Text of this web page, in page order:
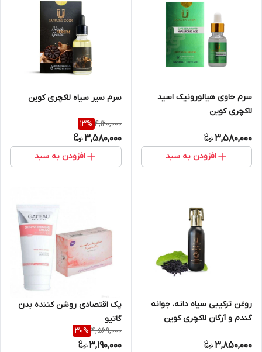
سرم حاوی هیالورونیک اسید
لاکچری کوین
3,580,000
افزودن به سبد
سرم سیر سیاه لاکچری کوین
4,120,000
13%
3,580,000
افزودن به سبد
روغن ترکیبی سیاه دانه، جوانه
گندم و آرگان لاکچری کوین
3,850,000
پک اقتصادی روشن کننده بدن
گاتیو
4,569,000
30%
3,190,000